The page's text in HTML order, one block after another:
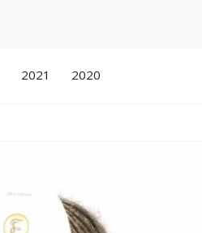
2021 2020